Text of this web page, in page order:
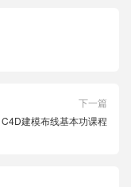
下一篇
C4D建模布线基本功课程